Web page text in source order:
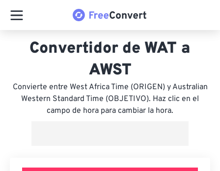
Convertidor de WAT a
AWST
Convierte entre West Africa Time (ORIGEN) y Australian
Western Standard Time (OBJETIVO). Haz clic en el
campo de hora para cambiar la hora.